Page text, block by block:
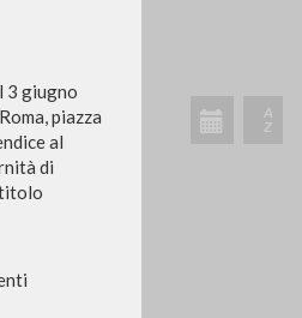
3 giugno
piazza
al
di
titolo